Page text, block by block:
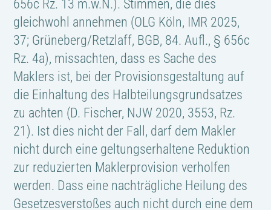
656c Rz. 13 m.w.N.). Stimmen, die dies
gleichwohl annehmen (OLG Köln, IMR 2025,
37; Grüneberg/Retzlaff, BGB, 84. Aufl., § 656c
Rz. 4a), missachten, dass es Sache des
Maklers ist, bei der Provisionsgestaltung auf
die Einhaltung des Halbteilungsgrundsatzes
zu achten (D. Fischer, NJW 2020, 3553, Rz.
21). Ist dies nicht der Fall, darf dem Makler
nicht durch eine geltungserhaltene Reduktion
zur reduzierten Maklerprovision verholfen
werden. Dass eine nachträgliche Heilung des
Gesetzesverstoßes auch nicht durch eine dem